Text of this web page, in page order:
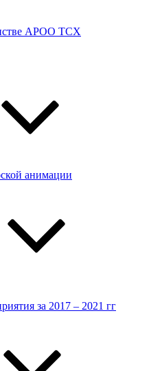
АРОО ТСХ
анимации
за 2017 – 2021 гг